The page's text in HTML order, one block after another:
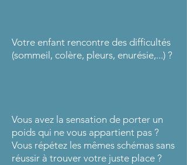
Votre enfant rencontre des difficultés
(sommeil, colère, pleurs, enurésie,...) ?
Vous avez la sensation de porter un
poids qui ne vous appartient pas ?
Vous répétez les mêmes schémas sans
réussir à trouver votre juste place ?